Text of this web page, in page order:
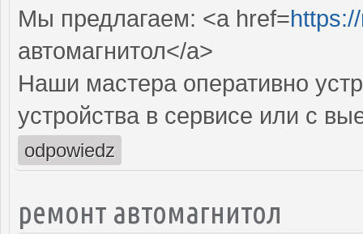
Мы предлагаем: <a href=
автомагнитол</a>
Наши мастера оперативно
устройства в сервисе или с
odpowiedz
ремонт автомагнитол